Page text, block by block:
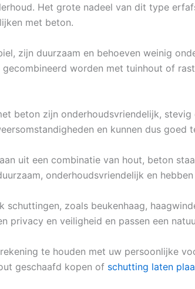
Het grote nadeel van dit type
met beton.
zijn duurzaam en behoeven weinig
worden met tuinhout of
beton zijn onderhoudsvriendelijk,
en kunnen dus goed
uit een combinatie van hout, beton
onderhoudsvriendelijk en
zoals beukenhaag,
privacy en veiligheid en passen een
te houden met uw persoonlijke
geschaafd kopen of schutting laten